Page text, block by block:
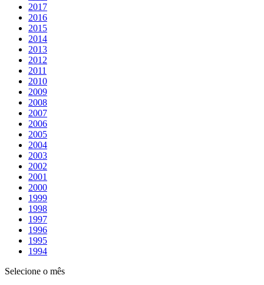
2017
2016
2015
2014
2013
2012
2011
2010
2009
2008
2007
2006
2005
2004
2003
2002
2001
2000
1999
1998
1997
1996
1995
1994
Selecione o mês